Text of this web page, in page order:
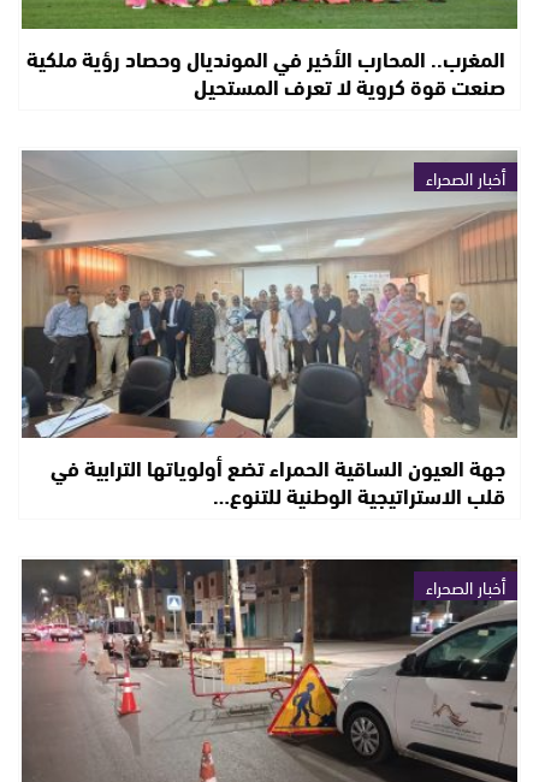
المغرب.. المحارب الأخير في المونديال وحصاد رؤية ملكية
صنعت قوة كروية لا تعرف المستحيل
أخبار الصحراء
جهة العيون الساقية الحمراء تضع أولوياتها الترابية في
قلب الاستراتيجية الوطنية للتنوع…
أخبار الصحراء